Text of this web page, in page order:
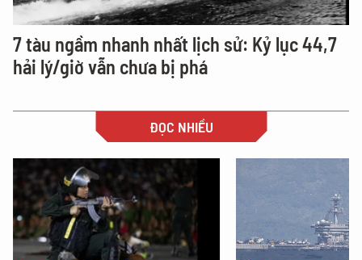
7 tàu ngầm nhanh nhất lịch sử: Kỷ lục 44,7
hải lý/giờ vẫn chưa bị phá
ĐỌC NHIỀU